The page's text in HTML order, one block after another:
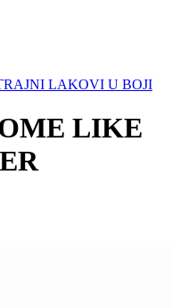
LAKOVI U BOJI
LIKE